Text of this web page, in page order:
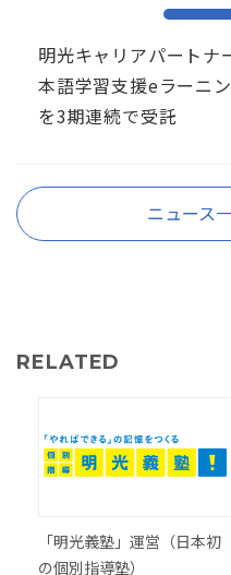
明光キャリアパートナ
本語学習支援eラーニ
を3期連続で受託
ニュース
RELATED
「明光義塾」運営（日本初
の個別指導塾）